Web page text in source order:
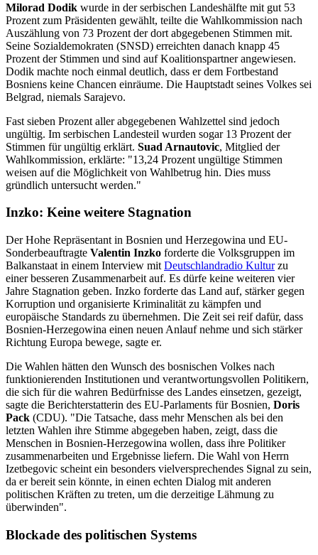
Milorad Dodik wurde in der serbischen Landeshälfte mit gut 53
Prozent zum Präsidenten gewählt, teilte die Wahlkommission nach
Auszählung von 73 Prozent der dort abgegebenen Stimmen mit.
Seine Sozialdemokraten (SNSD) erreichten danach knapp 45
Prozent der Stimmen und sind auf Koalitionspartner angewiesen.
Dodik machte noch einmal deutlich, dass er dem Fortbestand
Bosniens keine Chancen einräume. Die Hauptstadt seines Volkes sei
Belgrad, niemals Sarajevo.
Fast sieben Prozent aller abgegebenen Wahlzettel sind jedoch
ungültig. Im serbischen Landesteil wurden sogar 13 Prozent der
Stimmen für ungültig erklärt. Suad Arnautovic, Mitglied der
Wahlkommission, erklärte: "13,24 Prozent ungültige Stimmen
weisen auf die Möglichkeit von Wahlbetrug hin. Dies muss
gründlich untersucht werden."
Inzko: Keine weitere Stagnation
Der Hohe Repräsentant in Bosnien und Herzegowina und EU-
Sonderbeauftragte Valentin Inzko forderte die Volksgruppen im
Balkanstaat in einem Interview mit Deutschlandradio Kulturzu
einer besseren Zusammenarbeit auf. Es dürfe keine weiteren vier
Jahre Stagnation geben. Inzko forderte das Land auf, stärker gegen
Korruption und organisierte Kriminalität zu kämpfen und
europäische Standards zu übernehmen. Die Zeit sei reif dafür, dass
Bosnien-Herzegowina einen neuen Anlauf nehme und sich stärker
Richtung Europa bewege, sagte er.
Die Wahlen hätten den Wunsch des bosnischen Volkes nach
funktionierenden Institutionen und verantwortungsvollen Politikern,
die sich für die wahren Bedürfnisse des Landes einsetzen, gezeigt,
sagte die Berichterstatterin des EU-Parlaments für Bosnien, Doris
Pack (CDU). "Die Tatsache, dass mehr Menschen als bei den
letzten Wahlen ihre Stimme abgegeben haben, zeigt, dass die
Menschen in Bosnien-Herzegowina wollen, dass ihre Politiker
zusammenarbeiten und Ergebnisse liefern. Die Wahl von Herrn
Izetbegovic scheint ein besonders vielversprechendes Signal zu sein,
da er bereit sein könnte, in einen echten Dialog mit anderen
politischen Kräften zu treten, um die derzeitige Lähmung zu
überwinden".
Blockade des politischen Systems